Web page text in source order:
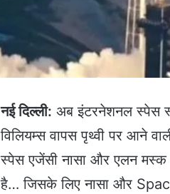
नई दिल्ली: अब इंटरनेशनल स्पेस
विलियम्स वापस पृथ्वी पर आने
स्पेस एजेंसी नासा और एलन मस्क
है… जिसके लिए नासा और